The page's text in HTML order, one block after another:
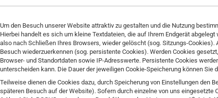
Um den Besuch unserer Website attraktiv zu gestalten und die Nutzung
Hierbei handelt es sich um kleine Textdateien, die auf Ihrem Endgerät
also nach Schließen Ihres Browsers, wieder gelöscht (sog. Sitzungs-
Besuch wiederzuerkennen (sog. persistente Cookies). Werden Cookies
Browser- und Standortdaten sowie IP-Adresswerte. Persistente Cookies
unterscheiden kann. Die Dauer der jeweiligen Cookie-Speicherung können
Teilweise dienen die Cookies dazu, durch Speicherung von Einstellungen den
späteren Besuch auf der Website). Sofern durch einzelne von uns